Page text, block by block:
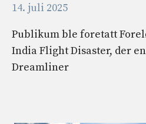
14. juli 2025
Publikum ble foretatt
India Flight Disaster, der
Dreamliner